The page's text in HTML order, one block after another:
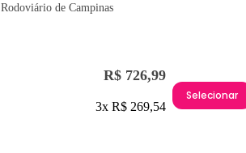
de Campinas
R$ 726,99
3x R$ 269,54
Selecionar